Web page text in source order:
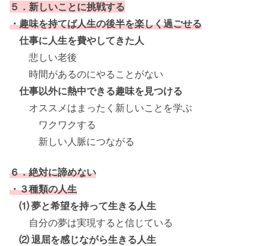
５．新しいことに挑戦する
・趣味を持てば人生の後半を楽しく過ごせる
仕事に人生を費やしてきた人
悲しい老後
時間があるのにやることがない
仕事以外に熱中できる趣味を見つける
オススメはまったく新しいことを学ぶ
ワクワクする
新しい人脈につながる
６．絶対に諦めない
・３種類の人生
⑴ 夢と希望を持って生きる人生
自分の夢は実現すると信じている
⑵ 退屈を感じながら生きる人生